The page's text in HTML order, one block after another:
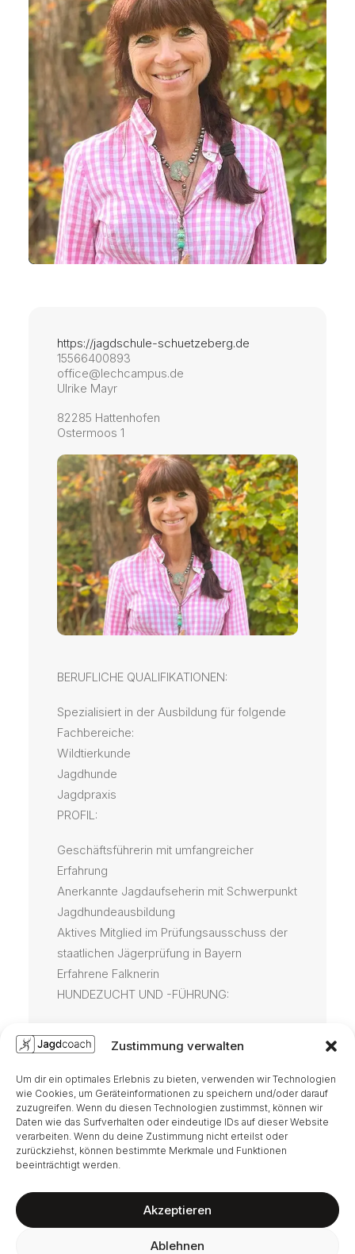
Zustimmung verwalten
Um dir ein optimales Erlebnis zu bieten, verwenden wir Technologien
wie Cookies, um Geräteinformationen zu speichern und/oder darauf
zuzugreifen. Wenn du diesen Technologien zustimmst, können wir
Daten wie das Surfverhalten oder eindeutige IDs auf dieser Website
verarbeiten. Wenn du deine Zustimmung nicht erteilst oder
zurückziehst, können bestimmte Merkmale und Funktionen
beeinträchtigt werden.
Akzeptieren
Ablehnen
https://jagdschule-schuetzeberg.de
15566400893
office@lechcampus.de
Ulrike Mayr
82285 Hattenhofen
Ostermoos 1
BERUFLICHE QUALIFIKATIONEN:
Spezialisiert in der Ausbildung für folgende
Fachbereiche:
Wildtierkunde
Jagdhunde
Jagdpraxis
PROFIL:
Geschäftsführerin mit umfangreicher
Erfahrung
Anerkannte Jagdaufseherin mit Schwerpunkt
Jagdhundeausbildung
Aktives Mitglied im Prüfungsausschuss der
staatlichen Jägerprüfung in Bayern
Erfahrene Falknerin
HUNDEZUCHT UND -FÜHRUNG:
Curly Coated Retriever
JAGDLICHE LIZENZ:
Inhaberin eines Jagdscheins seit 2013